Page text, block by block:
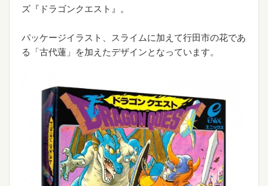
ズ『ドラゴンクエスト』。
パッケージイラスト、スライムに加えて行田市の花であ
る「古代蓮」を加えたデザインとなっています。